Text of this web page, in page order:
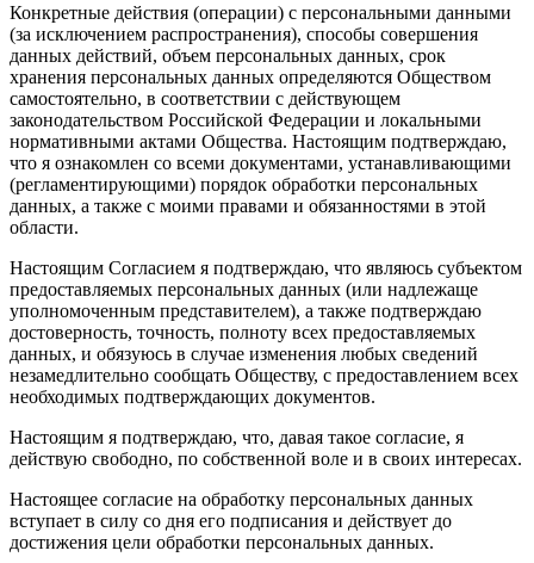
Конкретные действия (операции) с персональными данными
(за исключением распространения), способы совершения
данных действий, объем персональных данных, срок
хранения персональных данных определяются Обществом
самостоятельно, в соответствии с действующем
законодательством Российской Федерации и локальными
нормативными актами Общества. Настоящим подтверждаю,
что я ознакомлен со всеми документами, устанавливающими
(регламентирующими) порядок обработки персональных
данных, а также с моими правами и обязанностями в этой
области.
Настоящим Согласием я подтверждаю, что являюсь субъектом
предоставляемых персональных данных (или надлежаще
уполномоченным представителем), а также подтверждаю
достоверность, точность, полноту всех предоставляемых
данных, и обязуюсь в случае изменения любых сведений
незамедлительно сообщать Обществу, с предоставлением всех
необходимых подтверждающих документов.
Настоящим я подтверждаю, что, давая такое согласие, я
действую свободно, по собственной воле и в своих интересах.
Настоящее согласие на обработку персональных данных
вступает в силу со дня его подписания и действует до
достижения цели обработки персональных данных.